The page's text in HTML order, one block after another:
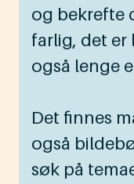
og bekrefte
farlig, det er
også lenge
Det finnes
også
søk på